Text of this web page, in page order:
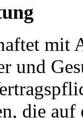
mit
und
die auf